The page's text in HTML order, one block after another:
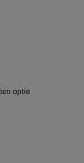
optie